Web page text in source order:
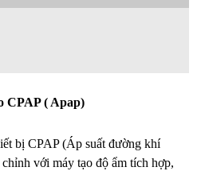
CPAP ( Apap)
bị CPAP (Áp suất đường khí
với máy tạo độ ẩm tích hợp,